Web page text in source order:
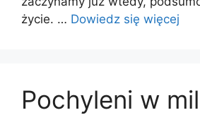
życie. … Dowiedz się więcej
Pochyleni w